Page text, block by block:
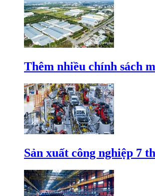
Thêm nhiều chính sách
Sản xuất công nghiệp 7